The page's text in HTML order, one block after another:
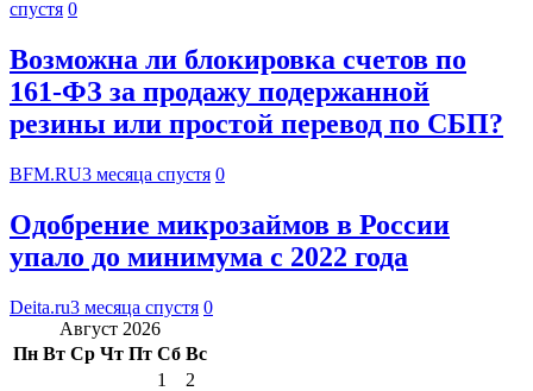
спустя 0
Возможна ли блокировка счетов по
161-ФЗ за продажу подержанной
резины или простой перевод по СБП?
BFM.RU3 месяца спустя 0
Одобрение микрозаймов в России
упало до минимума с 2022 года
Deita.ru3 месяца спустя 0
Август 2026
Пн Вт Ср Чт Пт Сб Вс
1
2